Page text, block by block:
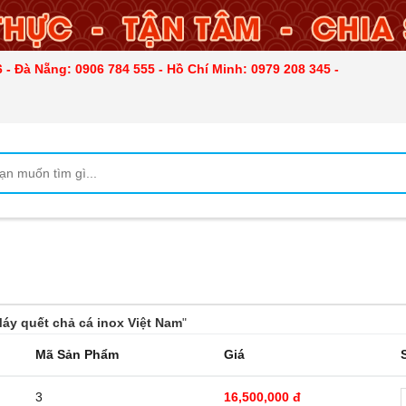
Đà Nẵng: 0906 784 555 - Hồ Chí Minh: 0979 208 345 -
quết chả cá inox Việt Nam"
Mã Sản Phẩm Giá
3 16,500,000 đ